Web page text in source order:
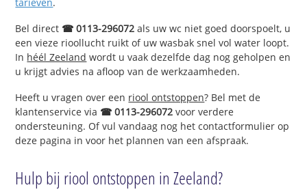
Bel direct ☎ 0113-296072 als uw wc niet goed doorspoelt, u
een vieze rioollucht ruikt of uw wasbak snel vol water loopt.
In héél Zeeland wordt u vaak dezelfde dag nog geholpen en
u krijgt advies na afloop van de werkzaamheden.
Heeft u vragen over een riool ontstoppen? Bel met de
klantenservice via ☎ 0113-296072 voor verdere
ondersteuning. Of vul vandaag nog het contactformulier op
deze pagina in voor het plannen van een afspraak.
Hulp bij riool ontstoppen in Zeeland?